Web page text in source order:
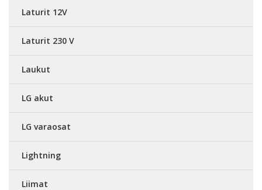
Laturit 12V
Laturit 230 V
Laukut
LG akut
LG varaosat
Lightning
Liimat